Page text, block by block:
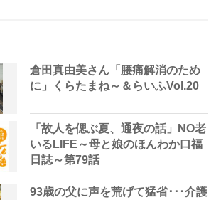
倉田真由美さん「腰痛解消のため
に」くらたまね～＆らいふVol.20
「故人を偲ぶ夏、通夜の話」NO老
いるLIFE～母と娘のほんわか口福
日誌～第79話
93歳の父に声を荒げて猛省･･･介護